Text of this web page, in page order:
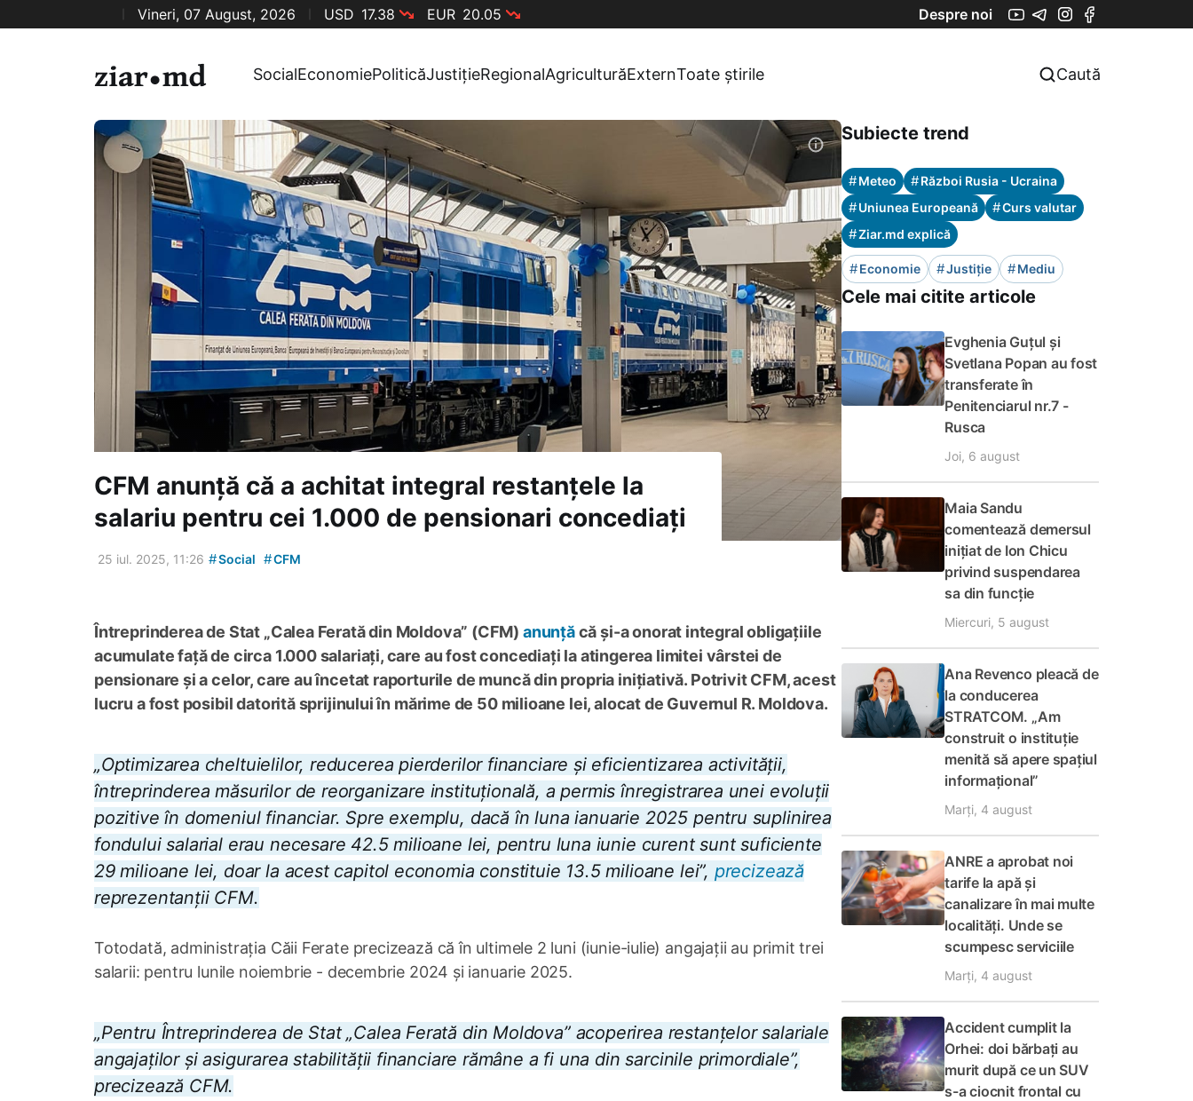
Vineri, 07 August, 2026 USD 17.38 EUR 20.05 Despre noi
SocialEconomiePoliticăJustițieRegionalAgriculturăExternToate știrile Caută
CFM anunță că a achitat integral restanțele la
salariu pentru cei 1.000 de pensionari concediați
25 iul. 2025, 11:26 #Social #CFM
Întreprinderea de Stat „Calea Ferată din Moldova” (CFM) anunțăcă și-a onorat integral obligațiile
acumulate față de circa 1.000 salariați, care au fost concediați la atingerea limitei vârstei de
pensionare și a celor, care au încetat raporturile de muncă din propria inițiativă. Potrivit CFM, acest
lucru a fost posibil datorită sprijinului în mărime de 50 milioane lei, alocat de Guvernul R. Moldova.
„Optimizarea cheltuielilor, reducerea pierderilor financiare și eficientizarea activității,
întreprinderea măsurilor de reorganizare instituțională, a permis înregistrarea unei evoluții
pozitive în domeniul financiar. Spre exemplu, dacă în luna ianuarie 2025 pentru suplinirea
fondului salarial erau necesare 42.5 milioane lei, pentru luna iunie curent sunt suficiente
29 milioane lei, doar la acest capitol economia constituie 13.5 milioane lei”, precizează
reprezentanții CFM.
Totodată, administrația Căii Ferate precizează că în ultimele 2 luni (iunie-iulie) angajații au primit trei
salarii: pentru lunile noiembrie - decembrie 2024 și ianuarie 2025.
„Pentru Întreprinderea de Stat „Calea Ferată din Moldova” acoperirea restanțelor salariale
angajaților și asigurarea stabilității financiare rămâne a fi una din sarcinile primordiale”,
precizează CFM.
Subiecte trend
#Meteo #Război Rusia - Ucraina
#Uniunea Europeană #Curs valutar
#Ziar.md explică
#Economie #Justiție #Mediu
Cele mai citite articole
Evghenia Guțul și
Svetlana Popan au fost
transferate în
Penitenciarul nr.7 -
Rusca
Joi, 6 august
Maia Sandu
comentează demersul
inițiat de Ion Chicu
privind suspendarea
sa din funcție
Miercuri, 5 august
Ana Revenco pleacă de
la conducerea
STRATCOM. „Am
construit o instituție
menită să apere spațiul
informațional”
Marți, 4 august
ANRE a aprobat noi
tarife la apă și
canalizare în mai multe
localități. Unde se
scumpesc serviciile
Marți, 4 august
Accident cumplit la
Orhei: doi bărbați au
murit după ce un SUV
s-a ciocnit frontal cu